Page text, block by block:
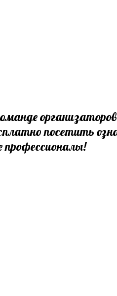
посетить
профессионалы!